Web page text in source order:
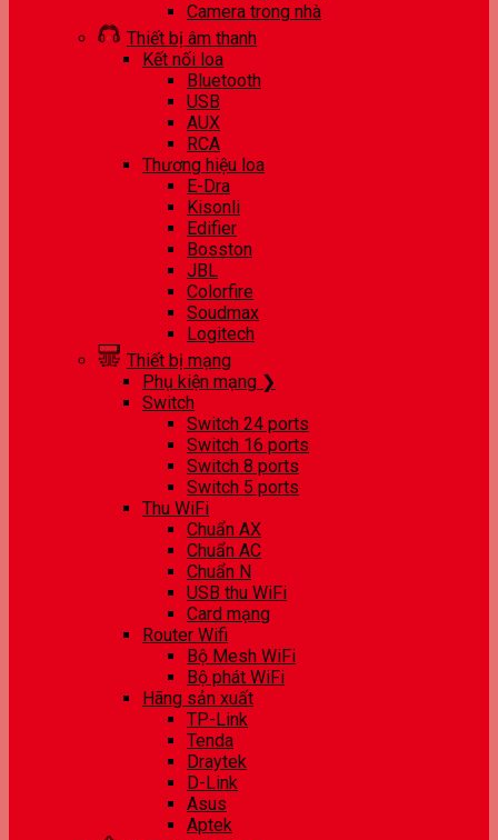
Camera trong nhà
Thiết bị âm thanh
Kết nối loa
Bluetooth
USB
AUX
RCA
Thương hiệu loa
E-Dra
Kisonli
Edifier
Bosston
JBL
Colorfire
Soudmax
Logitech
Thiết bị mạng
Phụ kiện mạng ❯
Switch
Switch 24 ports
Switch 16 ports
Switch 8 ports
Switch 5 ports
Thu WiFi
Chuẩn AX
Chuẩn AC
Chuẩn N
USB thu WiFi
Card mạng
Router Wifi
Bộ Mesh WiFi
Bộ phát WiFi
Hãng sản xuất
TP-Link
Tenda
Draytek
D-Link
Asus
Aptek